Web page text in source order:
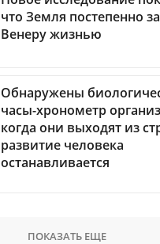
что Земля постепенно
Венеру жизнью
Обнаружены
часы-хронометр
когда они выходят из
развитие человека
останавливается
ПОКАЗАТЬ ЕЩЕ